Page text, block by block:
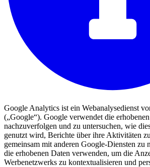
Google Analytics ist ein Webanalysedienst
(„Google“). Google verwendet die
nachzuverfolgen und zu untersuchen, wie
genutzt wird, Berichte über ihre Aktivitäten
gemeinsam mit anderen Google-Diensten zu
die erhobenen Daten verwenden, um die
Werbenetzwerks zu kontextualisieren und